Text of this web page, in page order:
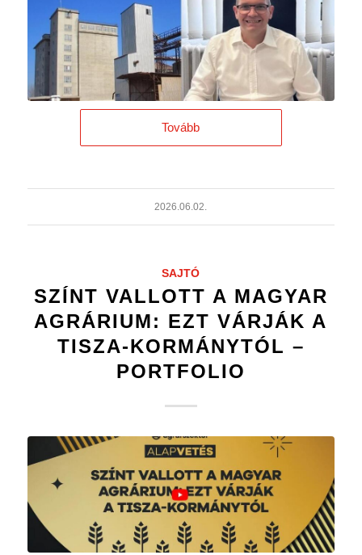
Tovább
2026.06.02.
SAJTÓ
SZÍNT VALLOTT A MAGYAR
AGRÁRIUM: EZT VÁRJÁK A
TISZA-KORMÁNYTÓL –
PORTFOLIO